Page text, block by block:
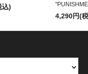
込)
4,290円(